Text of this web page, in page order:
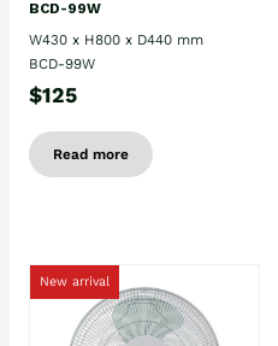
BCD-99W
W430 x H800 x D440 mm
BCD-99W
$125
Read more
New arrival